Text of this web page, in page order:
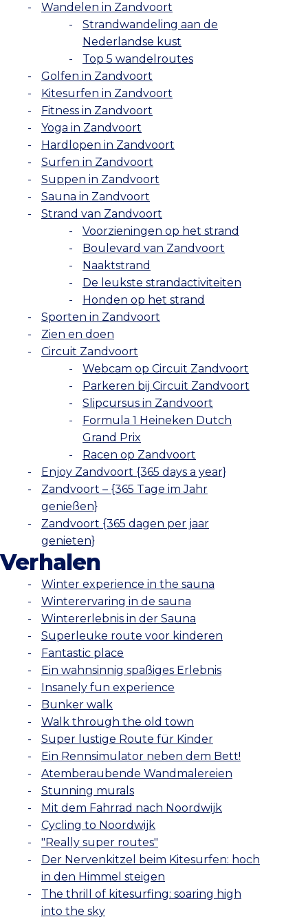
Wandelen in Zandvoort
Strandwandeling aan de
Nederlandse kust
Top 5 wandelroutes
Golfen in Zandvoort
Kitesurfen in Zandvoort
Fitness in Zandvoort
Yoga in Zandvoort
Hardlopen in Zandvoort
Surfen in Zandvoort
Suppen in Zandvoort
Sauna in Zandvoort
Strand van Zandvoort
Voorzieningen op het strand
Boulevard van Zandvoort
Naaktstrand
De leukste strandactiviteiten
Honden op het strand
Sporten in Zandvoort
Zien en doen
Circuit Zandvoort
Webcam op Circuit Zandvoort
Parkeren bij Circuit Zandvoort
Slipcursus in Zandvoort
Formula 1 Heineken Dutch
Grand Prix
Racen op Zandvoort
Enjoy Zandvoort {365 days a year}
Zandvoort – {365 Tage im Jahr
genießen}
Zandvoort {365 dagen per jaar
genieten}
Verhalen
Winter experience in the sauna
Winterervaring in de sauna
Wintererlebnis in der Sauna
Superleuke route voor kinderen
Fantastic place
Ein wahnsinnig spaßiges Erlebnis
Insanely fun experience
Bunker walk
Walk through the old town
Super lustige Route für Kinder
Ein Rennsimulator neben dem Bett!
Atemberaubende Wandmalereien
Stunning murals
Mit dem Fahrrad nach Noordwijk
Cycling to Noordwijk
"Really super routes"
Der Nervenkitzel beim Kitesurfen: hoch
in den Himmel steigen
The thrill of kitesurfing: soaring high
into the sky